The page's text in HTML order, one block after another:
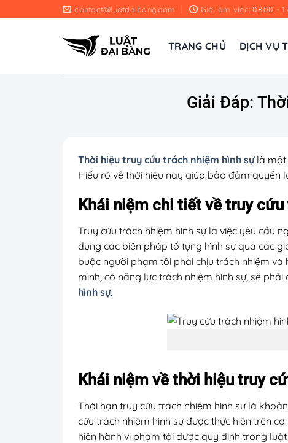
đến
contact@luatdaibang.com Giờ làm việc: 08:00 -
TRANG CHỦ DỊCH VỤ
Giải Đáp:
Thời hiệu truy cứu trách nhiệm hình sựlà một
Hiểu rõ về thời hiệu này giúp bảo đảm quyền
Khái niệm chi tiết về truy
Truy cứu trách nhiệm hình sự là việc yêu cầu
dụng các biện pháp tố tụng hình sự qua các
buộc người phạm tội phải chịu trách nhiệm và
mình, có năng lực trách nhiệm hình sự, sẽ
hình sự.
Khái niệm về thời hiệu truy
Thời hạn truy cứu trách nhiệm hình sự là
cứu trách nhiệm hình sự được thực hiện trên
hiện hành vi phạm tội được quy định trong